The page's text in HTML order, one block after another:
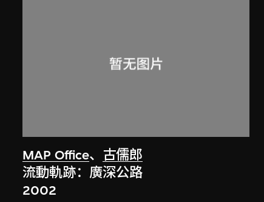
MAP Office、 古儒郎
流動軌跡：廣深公路
2002